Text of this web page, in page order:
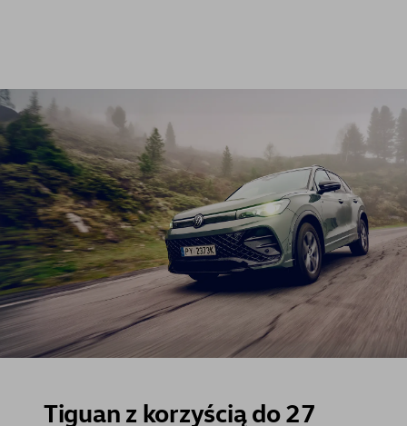
Tiguan z korzyścią do 27